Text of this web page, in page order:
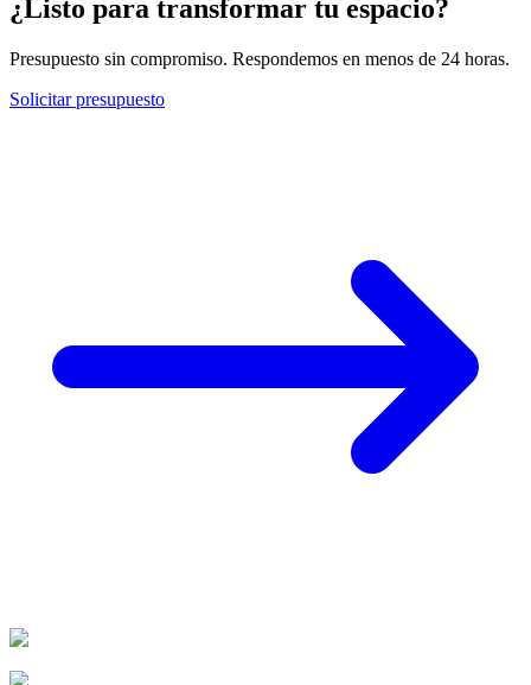
¿Listo para transformar tu espacio?
Presupuesto sin compromiso. Respondemos en menos de 24 horas.
Solicitar presupuesto